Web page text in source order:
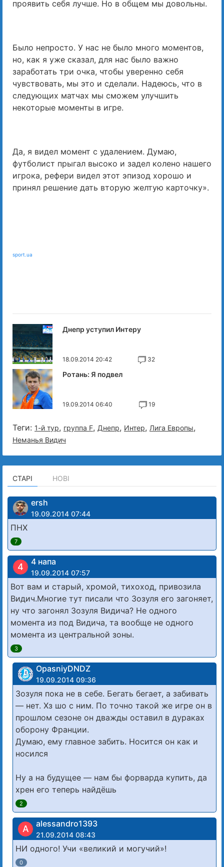
проявить себя лучше. Но в общем мы довольны.
Было непросто. У нас не было много моментов,
но, как я уже сказал, для нас было важно
заработать три очка, чтобы уверенно себя
чувствовать, мы это и сделали. Надеюсь, что в
следующих матчах мы сможем улучшить
некоторые моменты в игре.
Да, я видел момент с удалением. Думаю,
футболист прыгал высоко и задел колено нашего
игрока, рефери видел этот эпизод хорошо и
принял решение дать вторую желтую карточку».
sport.ua
Днепр уступил Интеру
18.09.2014 20:42 32
Ротань: Я подвел
19.09.2014 06:40 19
Теги: 1-й тур, группа F, Днепр, Интер, Лига Европы,
Неманья Видич
СТАРІ НОВІ
ersh
19.09.2014 07:44
ПНХ
7
4 4 напа
19.09.2014 07:57
Вот вам и старый, хромой, тихоход, привозила
Видич.Многие тут писали что Зозуля его загоняет,
ну что загонял Зозуля Видича? Не одного
момента из под Видича, та вообще не одного
момента из центральной зоны.
3
OpasniyDNDZ
19.09.2014 09:36
Зозуля пока не в себе. Бегать бегает, а забивать
— нет. Хз шо с ним. По точно такой же игре он в
прошлом сезоне он дважды оставил в дураках
оборону Франции.
Думаю, ему главное забить. Носится он как и
носился
Ну а на будущее — нам бы форварда купить, да
хрен его теперь найдёшь
2
A alessandro1393
21.09.2014 08:43
НИ одного! Учи «великий и могучий»!
0